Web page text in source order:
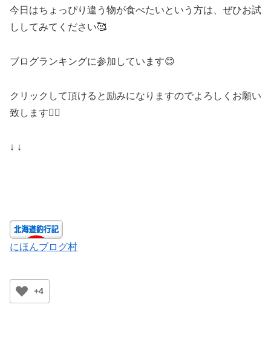
今日はちょっぴり違う物が食べたいという方は、ぜひお試
ししてみてください🥰
ブログランキングに参加しています😊
クリックして頂けると励みになりますのでよろしくお願い
致します🙇‍♀️
↓ ↓
にほんブログ村
+4